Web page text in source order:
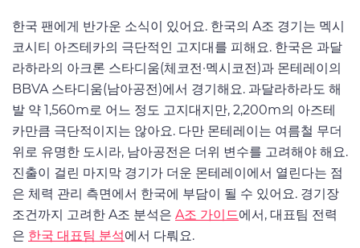
한국 팬에게 반가운 소식이 있어요. 한국의 A조 경기는 멕시
코시티 아즈테카의 극단적인 고지대를 피해요. 한국은 과달
라하라의 아크론 스타디움(체코전·멕시코전)과 몬테레이의
BBVA 스타디움(남아공전)에서 경기해요. 과달라하라도 해
발 약 1,560m로 어느 정도 고지대지만, 2,200m의 아즈테
카만큼 극단적이지는 않아요. 다만 몬테레이는 여름철 무더
위로 유명한 도시라, 남아공전은 더위 변수를 고려해야 해요.
진출이 걸린 마지막 경기가 더운 몬테레이에서 열린다는 점
은 체력 관리 측면에서 한국에 부담이 될 수 있어요. 경기장
조건까지 고려한 A조 분석은 A조 가이드에서, 대표팀 전력
은 한국 대표팀 분석에서 다뤄요.